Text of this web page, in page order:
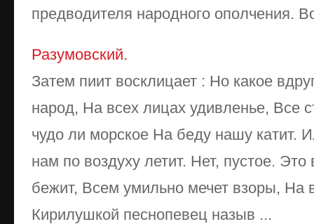
предводителя народного ополчения.
Разумовский.
Затем пиит восклицает : Но какое
народ, На всех лицах удивленье, Все
чудо ли морское На беду нашу катит.
нам по воздуху летит. Нет, пустое.
бежит, Всем умильно мечет взоры, На
Кирилушкой песнопевец назыв ...